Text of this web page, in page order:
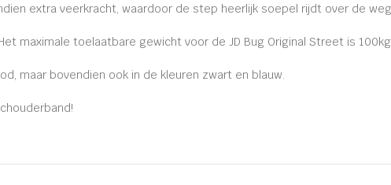
extra veerkracht, waardoor de step heerlijk soepel rijdt over de
maximale toelaatbare gewicht voor de JD Bug Original Street is
maar bovendien ook in de kleuren zwart en blauw.